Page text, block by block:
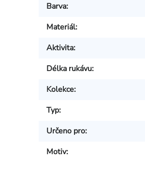
Barva:
Materiál:
Aktivita:
Délka rukávu:
Kolekce:
Typ:
Určeno pro:
Motiv: